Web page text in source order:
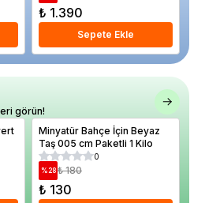
₺ 1.390
Sepete Ekle
görün!
Minyatür Bahçe İçin Beyaz
Taş 005 cm Paketli 1 Kilo
0
%28 ₺ 180
₺ 130